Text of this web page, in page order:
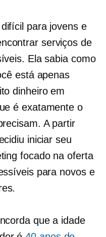
para jovens e
serviços de
Ela sabia como
está apenas
dinheiro em
é exatamente o
A partir
iniciar seu
focado na oferta
para novos e
que a idade